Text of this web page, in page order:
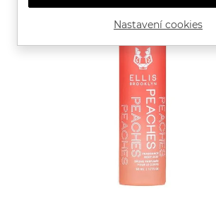
Nastavení cookies